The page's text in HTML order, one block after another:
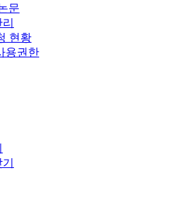
문
현황
용권한